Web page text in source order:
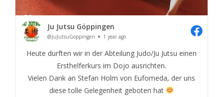
Ju Jutsu Göppingen
@JuJutsuGöppingen 1 year ago
Heute durften wir in der Abteilung Judo/Ju Jutsu einen
Ersthelferkurs im Dojo ausrichten.
Vielen Dank an Stefan Holm von Eufomeda, der uns
diese tolle Gelegenheit geboten hat